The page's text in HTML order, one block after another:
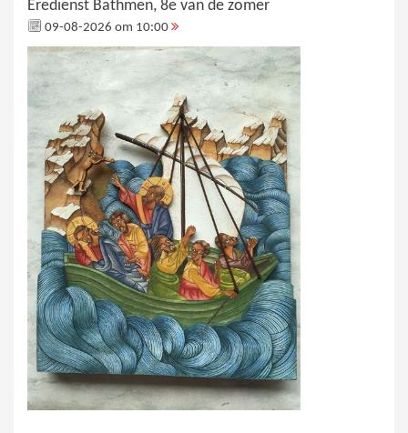
Eredienst Bathmen, 8e van de zomer
09-08-2026 om 10:00